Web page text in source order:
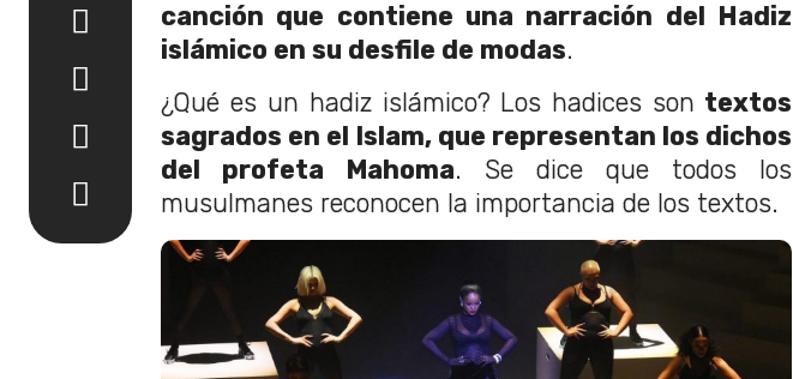
canción que contiene una narración del Hadiz
islámico en su desfile de modas.
¿Qué es un hadiz islámico? Los hadices son textos
sagrados en el Islam, que representan los dichos
del profeta Mahoma. Se dice que todos los
musulmanes reconocen la importancia de los textos.